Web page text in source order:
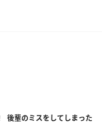
後輩のミスをしてしまった